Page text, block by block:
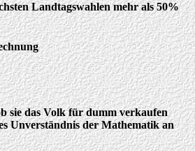
Landtagswahlen mehr als 50%
sie das Volk für dumm verkaufen
Unverständnis der Mathematik an